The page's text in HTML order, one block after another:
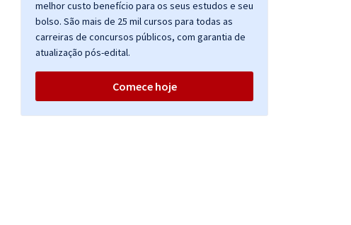
melhor custo benefício para os seus estudos e seu
bolso. São mais de 25 mil cursos para todas as
carreiras de concursos públicos, com garantia de
atualização pós-edital.
Comece hoje